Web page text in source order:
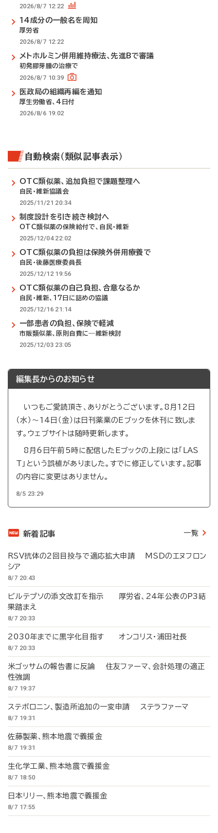
2026/8/7 12:22
14成分の一般名を周知
厚労省
2026/8/7 12:22
メトホルミン併用維持療法、先進Bで審議
初発膠芽腫の治療で
2026/8/7 10:39
医政局の組織再編を通知
厚生労働省、4日付
2026/8/6 19:02
自動検索（類似記事表示）
OTC類似薬、追加負担で課題整理へ
自民・維新協議会
2025/11/21 20:34
制度設計を引き続き検討へ
OTC類似薬の保険給付で、自民・維新
2025/12/04 22:02
OTC類似薬の負担は保険外併用療養で
自民・後藤医療委員長
2025/12/12 19:56
OTC類似薬の自己負担、合意なるか
自民・維新、17日に詰めの協議
2025/12/16 21:14
一部患者の負担、保険で軽減
市販類似薬、原則自費に―維新検討
2025/12/03 23:05
編集長からのお知らせ
いつもご愛読頂き、ありがとうございます。8月12日
（水）～14日（金）は日刊薬業のEブックを休刊に致しま
す。ウェブサイトは随時更新します。
8月6日午前5時に配信したEブックの上段には「LAS
T」という誤植がありました。すでに修正しています。記事
の内容に変更はありません。
8/5 23:29
新着記事 一覧
RSV抗体の2回目投与で適応拡大申請 MSDのエヌフロン
シア
8/7 20:43
ビルテプソの添文改訂を指示 厚労省、24年公表のP3結
果踏まえ
8/7 20:33
2030年までに黒字化目指す オンコリス・浦田社長
8/7 20:33
米ゴッサムの報告書に反論 住友ファーマ、会計処理の適正
性強調
8/7 19:37
ステボロニン、製造所追加の一変申請 ステラファーマ
8/7 19:31
佐藤製薬、熊本地震で義援金
8/7 19:31
生化学工業、熊本地震で義援金
8/7 18:50
日本リリー、熊本地震で義援金
8/7 17:55